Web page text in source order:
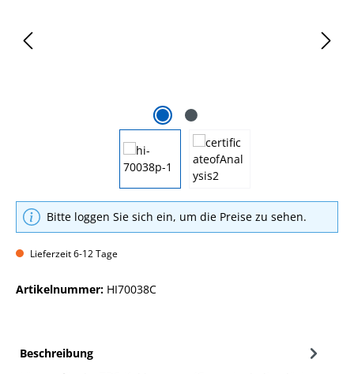
Bitte loggen Sie sich ein, um die Preise zu sehen.
Lieferzeit 6-12 Tage
Artikelnummer: HI70038C
Beschreibung